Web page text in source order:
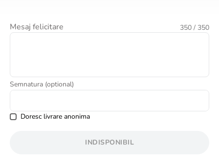
Mesaj felicitare 350 / 350
Semnatura (optional)
Doresc livrare anonima
INDISPONIBIL
5
8.
buchet trandafiri
10